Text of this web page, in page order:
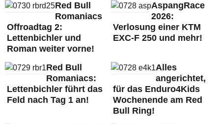
Red Bull
Romaniacs
Offroadtag 2:
Lettenbichler und
Roman weiter vorne!
AspangRace
2026:
Verlosung einer KTM
EXC-F 250 und mehr!
Red Bull
Romaniacs:
Lettenbichler führt das
Feld nach Tag 1 an!
Alles
angerichtet,
für das Enduro4Kids
Wochenende am Red
Bull Ring!